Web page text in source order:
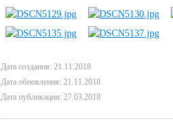
Дата создания: 21.11.2018
Дата обновления: 21.11.2018
Дата публикации: 27.03.2018